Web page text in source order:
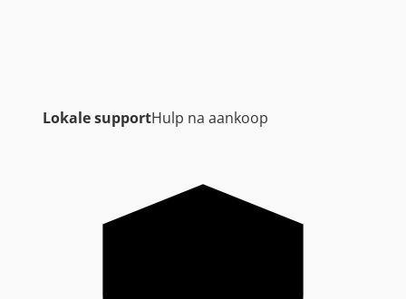
Lokale supportHulp na aankoop